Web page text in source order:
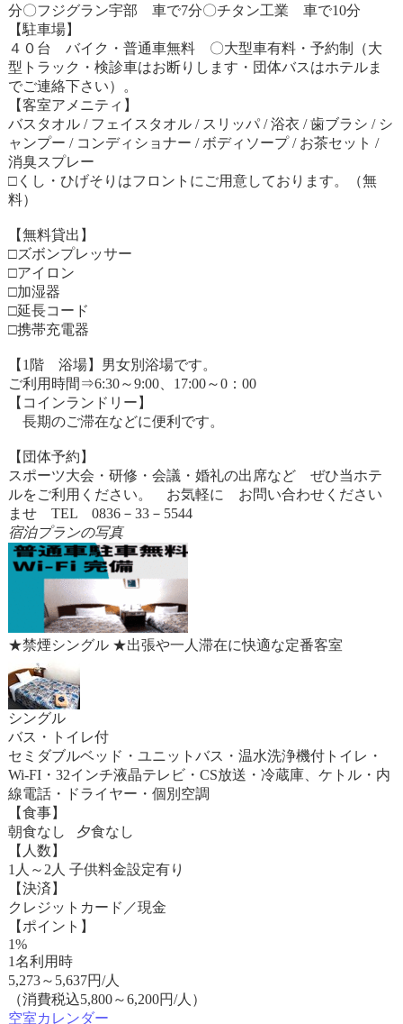
分〇フジグラン宇部 車で7分〇チタン工業 車で10分
【駐車場】
４０台 バイク・普通車無料 〇大型車有料・予約制（大
型トラック・検診車はお断りします・団体バスはホテルま
でご連絡下さい）。
【客室アメニティ】
バスタオル / フェイスタオル / スリッパ / 浴衣 / 歯ブラシ / シ
ャンプー / コンディショナー / ボディソープ / お茶セット /
消臭スプレー
□くし・ひげそりはフロントにご用意しております。（無
料）
【無料貸出】
□ズボンプレッサー
□アイロン
□加湿器
□延長コード
□携帯充電器
【1階 浴場】男女別浴場です。
ご利用時間⇒6:30～9:00、17:00～0：00
【コインランドリー】
長期のご滞在などに便利です。
【団体予約】
スポーツ大会・研修・会議・婚礼の出席など ぜひ当ホテ
ルをご利用ください。 お気軽に お問い合わせください
ませ TEL 0836－33－5544
宿泊プランの写真
★禁煙シングル ★出張や一人滞在に快適な定番客室
シングル
バス・トイレ付
セミダブルベッド・ユニットバス・温水洗浄機付トイレ・
Wi-FI・32インチ液晶テレビ・CS放送・冷蔵庫、ケトル・内
線電話・ドライヤー・個別空調
【食事】
朝食なし 夕食なし
【人数】
1人～2人 子供料金設定有り
【決済】
クレジットカード／現金
【ポイント】
1%
1名利用時
5,273～ 5,637円/人
（消費税込5,800～6,200円/人）
空室カレンダー